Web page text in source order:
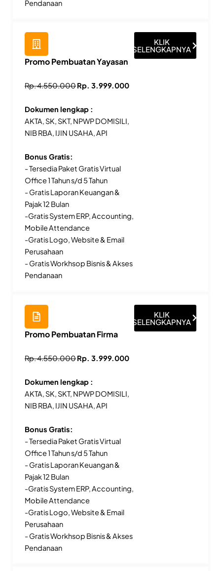
Pendanaan
Promo Pembuatan Yayasan
Rp. 4.550.000Rp. 3.999.000
Dokumen lengkap :
AKTA, SK, SKT, NPWP DOMISILI,
NIB RBA, IJIN USAHA, API
Bonus Gratis:
- Tersedia Paket Gratis Virtual
Office 1 Tahun s/d 5 Tahun
- Gratis Laporan Keuangan &
Pajak 12 Bulan
-Gratis System ERP, Accounting,
Mobile Attendance
-Gratis Logo, Website & Email
Perusahaan
- Gratis Workhsop Bisnis & Akses
Pendanaan
KLIK
SELENGKAPNYA
Promo Pembuatan Firma
Rp. 4.550.000Rp. 3.999.000
Dokumen lengkap :
AKTA, SK, SKT, NPWP DOMISILI,
NIB RBA, IJIN USAHA, API
Bonus Gratis:
- Tersedia Paket Gratis Virtual
Office 1 Tahun s/d 5 Tahun
- Gratis Laporan Keuangan &
Pajak 12 Bulan
-Gratis System ERP, Accounting,
Mobile Attendance
-Gratis Logo, Website & Email
Perusahaan
- Gratis Workhsop Bisnis & Akses
Pendanaan
KLIK
SELENGKAPNYA